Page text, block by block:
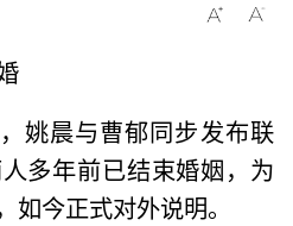
姚晨与曹郁同步发布联
多年前已结束婚姻，为
今正式对外说明。